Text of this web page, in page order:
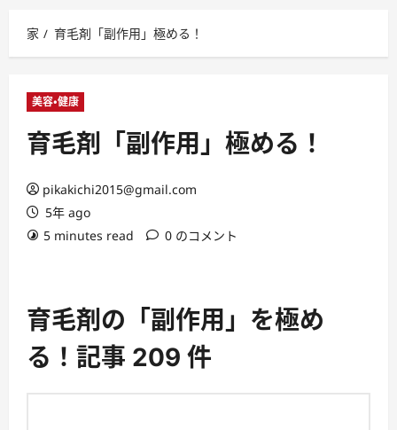
マ
リ
メ
ュ
家 育毛剤「副作用」極める！
美容・健康
育毛剤「副作用」極める！
pikakichi2015@gmail.com
5年 ago
5 minutes read
0 のコメント
育毛剤の「副作用」を極め
る！記事 209 件